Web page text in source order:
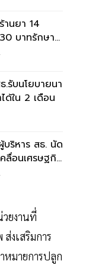
านยา 14
บาทรักษา
รับนโยบายนา
ใน 2 เดือน
ริหาร สธ. นัด
ลื่อนเศรษฐกิจ
ยงานที่
ส่งเสริมการ
หมายการปลูก